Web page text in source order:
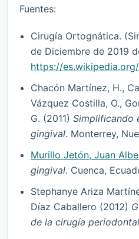
Fuentes:
Cirugía Ortognática.
de Diciembre de 2019
https://
Chacón Martínez, H.,
Vázquez Costilla, O.,
G. (2011)Simplificando
gingival. Monterrey,
Murillo Jetón, Juan
gingival. Cuenca,
Stephanye Ariza
Díaz Caballero (2012)
de la cirugía